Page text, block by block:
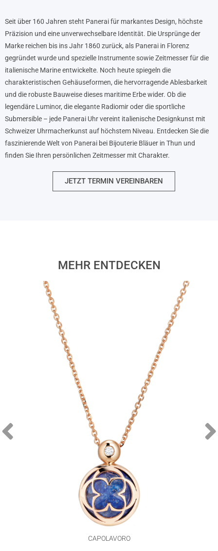
Seit über 160 Jahren steht Panerai für markantes Design, höchste
Präzision und eine unverwechselbare Identität. Die Ursprünge der
Marke reichen bis ins Jahr 1860 zurück, als Panerai in Florenz
gegründet wurde und spezielle Instrumente sowie Zeitmesser für die
italienische Marine entwickelte. Noch heute spiegeln die
charakteristischen Gehäuseformen, die hervorragende Ablesbarkeit
und die robuste Bauweise dieses maritime Erbe wider. Ob die
legendäre Luminor, die elegante Radiomir oder die sportliche
Submersible – jede Panerai Uhr vereint italienische Designkunst mit
Schweizer Uhrmacherkunst auf höchstem Niveau. Entdecken Sie die
faszinierende Welt von Panerai bei Bijouterie Bläuer in Thun und
finden Sie Ihren persönlichen Zeitmesser mit Charakter.
JETZT TERMIN VEREINBAREN
MEHR ENTDECKEN
CAPOLAVORO